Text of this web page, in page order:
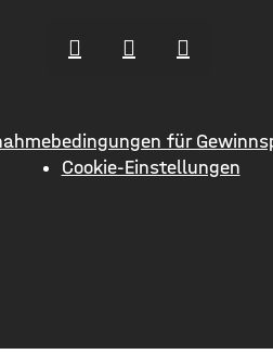
ist
braucht
gefragt, aber
alles. Wer mit
muss –
für
Cookie-Einstellungen